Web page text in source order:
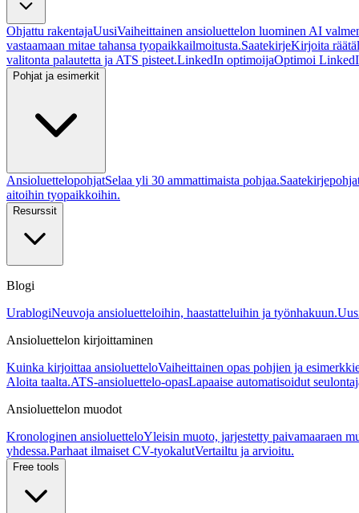
Ohjattu rakentajaUusiVaiheittainen ansioluettelon luominen AI
vastaamaan mitae tahansa tyopaikkailmoitusta.SaatekirjeKirjoita
valitonta palautetta ja ATS pisteet.LinkedIn optimoijaOptimoi
Pohjat ja esimerkit
AnsioluettelopohjatSelaa yli 30 ammattimaista pohjaa.
aitoihin tyopaikkoihin.
Resurssit
Blogi
UrablogiNeuvoja ansioluetteloihin, haastatteluihin ja työnhakuun.
Ansioluettelon kirjoittaminen
Kuinka kirjoittaa ansioluetteloVaiheittainen opas pohjien ja
Aloita taalta.ATS-ansioluettelo-opasLapaaise automatisoidut
Ansioluettelon muodot
Kronologinen ansioluetteloYleisin muoto, jarjestetty paivamaaraen
yhdessa.Parhaat ilmaiset CV-tyokalutVertailtu ja arvioitu.
Free tools